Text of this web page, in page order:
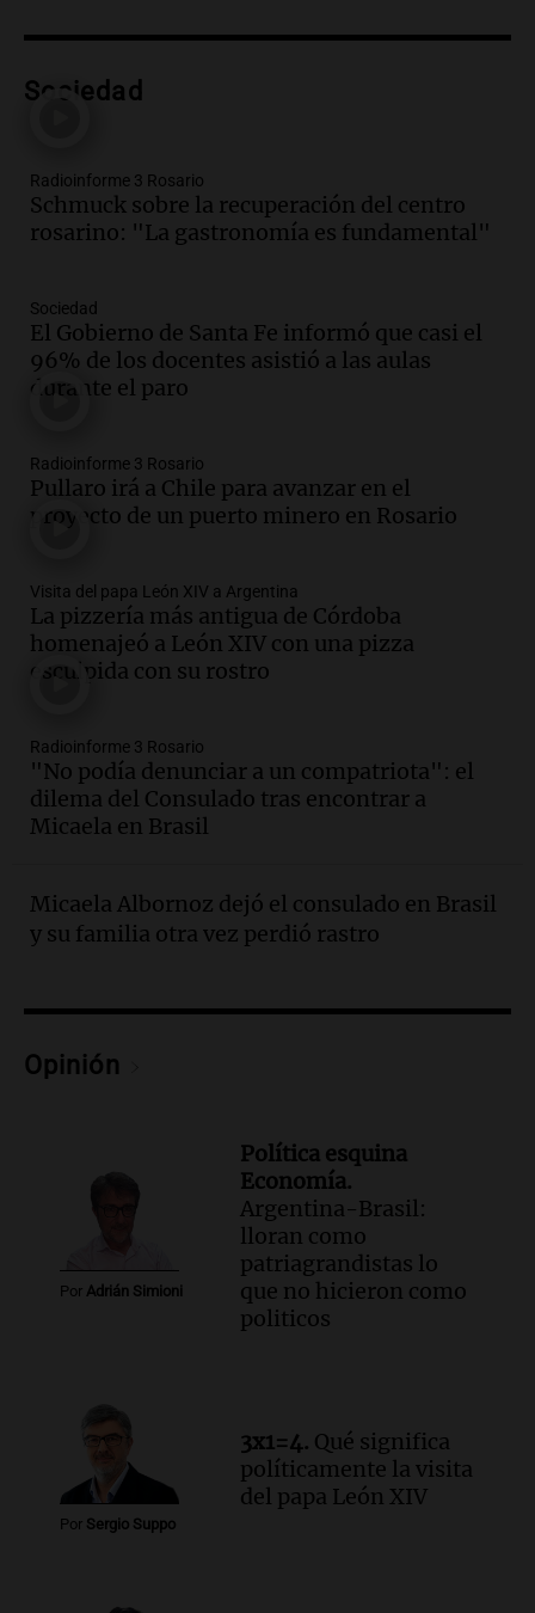
solidaria que reunirá más de 140 autos
Radioinforme 3
Norte muestra una leve baja en el costo
para 10 personas
Noticias
Audio.
Córdoba homenajeó a León XIV con una
pizza esculpida con su rostro
Radioinforme 3
Audio. Córdoba jugará un papel clave en
la visita del Papa León XIV a Argentina
Panorama Federal
Audio. Boca se impone a Estudiantes
con gol de Azcácibar en un sólido
desempeño del equipo
Noticias
victoria ante Estudiantes gracias al gol
de Santiago Azcácibar
Noticias
Episodios
con la política, advierte el consultor
Carlos Fara
Audio.Derrapó con su moto en 27 de
hospitalizado
Córdoba multará con hasta $420
mil los escapes libres y sancionará las
"hordas" de motos
Episodios
Audio.Continúan audiencias en caso de
corrupción con testimonios que
Episodios
Audio.
Robos en Berazategui:
delincuentes asaltan tres comercios en
una sola noche
Panorama Federal
Sociedad
Radioinforme 3 Rosario
Schmuck sobre la recuperación del centro
rosarino: "La gastronomía es fundamental"
Sociedad
El Gobierno de Santa Fe informó que casi el
96% de los docentes asistió a las aulas
durante el paro
Radioinforme 3 Rosario
Pullaro irá a Chile para avanzar en el
proyecto de un puerto minero en Rosario
Visita del papa León XIV a Argentina
La pizzería más antigua de Córdoba
homenajeó a León XIV con una pizza
esculpida con su rostro
Radioinforme 3 Rosario
"No podía denunciar a un compatriota": el
dilema del Consulado tras encontrar a
Micaela en Brasil
Micaela Albornoz dejó el consulado en Brasil
y su familia otra vez perdió rastro
Opinión
Por Adrián Simioni
Política esquina
Economía.
Argentina-Brasil:
lloran como
patriagrandistas lo
que no hicieron como
politicos
Por Sergio Suppo
3x1=4. Qué significa
políticamente la visita
del papa León XIV